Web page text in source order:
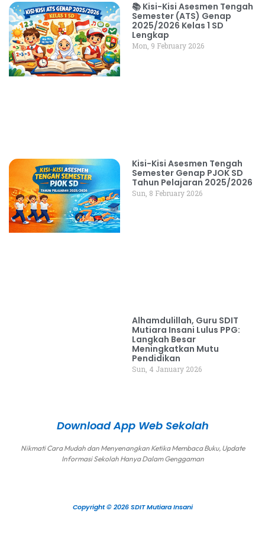
📚 Kisi-Kisi Asesmen Tengah
Semester (ATS) Genap
2025/2026 Kelas 1 SD
Lengkap
Mon, 9 February 2026
Kisi-Kisi Asesmen Tengah
Semester Genap PJOK SD
Tahun Pelajaran 2025/2026
Sun, 8 February 2026
Alhamdulillah, Guru SDIT
Mutiara Insani Lulus PPG:
Langkah Besar
Meningkatkan Mutu
Pendidikan
Sun, 4 January 2026
Download App Web Sekolah
Nikmati Cara Mudah dan Menyenangkan Ketika Membaca Buku, Update
Informasi Sekolah Hanya Dalam Genggaman
Copyright © 2026 SDIT Mutiara Insani